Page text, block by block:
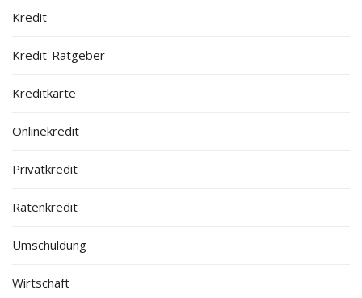
Kredit
Kredit-Ratgeber
Kreditkarte
Onlinekredit
Privatkredit
Ratenkredit
Umschuldung
Wirtschaft